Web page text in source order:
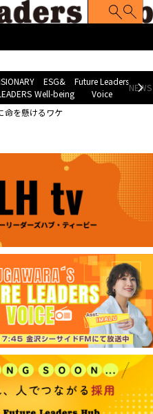
ESG&
Well-being
Future Leaders
Voice
だ若手」の衝撃。建設業界を救うのは“大
命を懸けるワケ